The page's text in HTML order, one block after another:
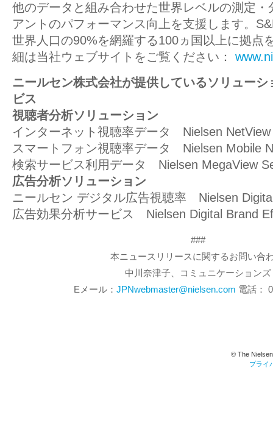
他のデータと組み合わせた世界レベルの測定・
アントのパフォーマンス向上を支援します。
世界人口の90%を網羅する100ヵ国以上に拠点
細は当社ウェブサイトをご覧ください：
ニールセン株式会社が提供しているソリュー
ビス
視聴者分析ソリューション
インターネット視聴率データ Nielsen NetView
スマートフォン視聴率データ Nielsen Mobile
検索サービス利用データ Nielsen MegaView
広告分析ソリューション
ニールセン デジタル広告視聴率 Nielsen
広告効果分析サービス Nielsen Digital Brand
###
本ニュースリリースに関するお問い合
中川奈津子、コミュニケーションズ
Eメール： JPNwebmaster@nielsen.com 電話：
© The
プライ